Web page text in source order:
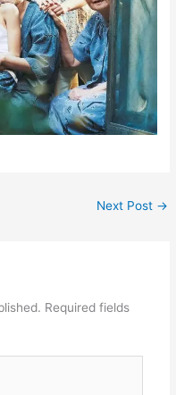
Next Post →
Required fields